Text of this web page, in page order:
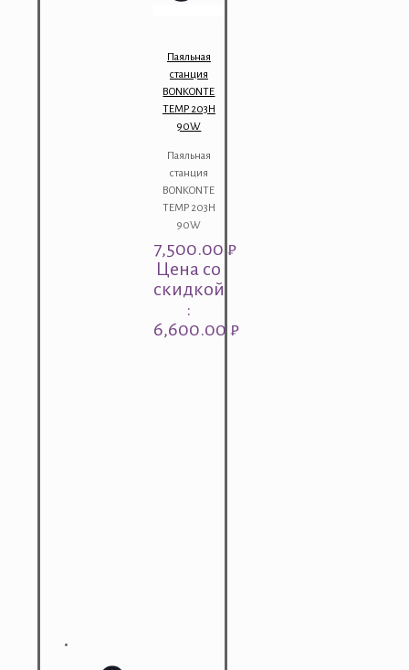
Паяльная
станция
BONKONTE
TEMP 203H
90W
Паяльная
станция
BONKONTE
TEMP 203H
90W
7,500.00₽
Цена со
скидкой
:
6,600.00 ₽